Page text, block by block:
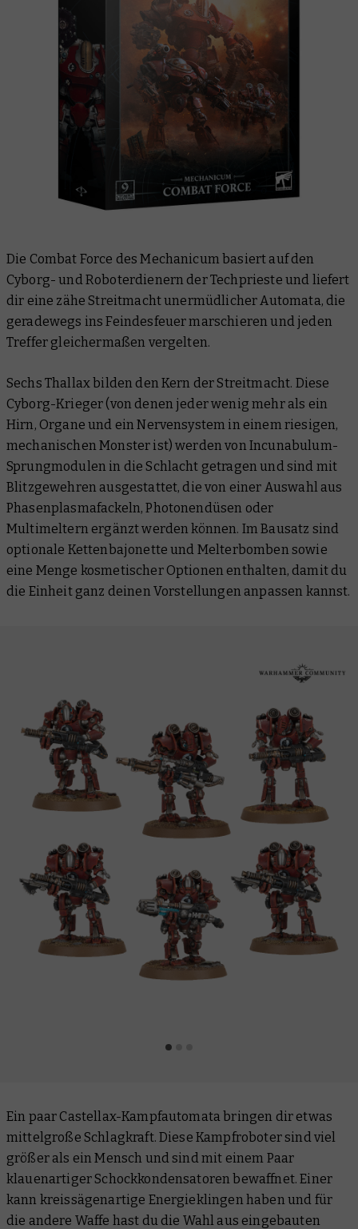
Die Combat Force des Mechanicum basiert auf den
Cyborg- und Roboterdienern der Techprieste und liefert
dir eine zähe Streitmacht unermüdlicher Automata, die
geradewegs ins Feindesfeuer marschieren und jeden
Treffer gleichermaßen vergelten.
Sechs Thallax bilden den Kern der Streitmacht. Diese
Cyborg-Krieger (von denen jeder wenig mehr als ein
Hirn, Organe und ein Nervensystem in einem riesigen,
mechanischen Monster ist) werden von Incunabulum-
Sprungmodulen in die Schlacht getragen und sind mit
Blitzgewehren ausgestattet, die von einer Auswahl aus
Phasenplasmafackeln, Photonendüsen oder
Multimeltern ergänzt werden können. Im Bausatz sind
optionale Kettenbajonette und Melterbomben sowie
eine Menge kosmetischer Optionen enthalten, damit du
die Einheit ganz deinen Vorstellungen anpassen kannst.
Ein paar Castellax-Kampfautomata bringen dir etwas
mittelgroße Schlagkraft. Diese Kampfroboter sind viel
größer als ein Mensch und sind mit einem Paar
klauenartiger Schockkondensatoren bewaffnet. Einer
kann kreissägenartige Energieklingen haben und für
die andere Waffe hast du die Wahl aus eingebauten